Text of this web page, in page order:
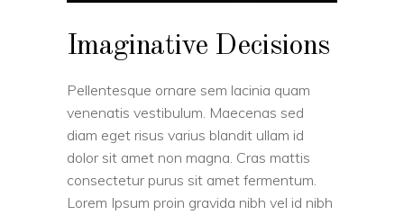
Imaginative Decisions
Pellentesque ornare sem lacinia quam
venenatis vestibulum. Maecenas sed
diam eget risus varius blandit ullam id
dolor sit amet non magna. Cras mattis
consectetur purus sit amet fermentum.
Lorem Ipsum proin gravida nibh vel id nibh